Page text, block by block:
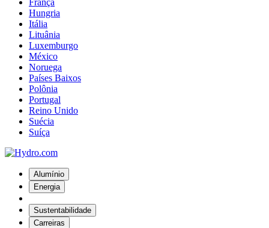
França
Hungria
Itália
Lituânia
Luxemburgo
México
Noruega
Países Baixos
Polônia
Portugal
Reino Unido
Suécia
Suíça
Alumínio
Energia
Sustentabilidade
Carreiras